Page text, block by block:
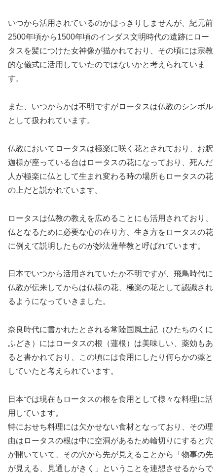
いつから活用されているのかはっきりしませんが、紀元前
2500年頃から1500年頃のインダス文明時代の遺跡にロー
タスを髪につけた女神像が描かれており、その頃には宗教
的な儀式に活用していたのではないかと考えられていま
す。
また、いつからかは不明ですがロータスは仏教のシンボル
として扱われています。
仏教においてロータスは極楽に咲く花とされており、お釈
迦様が座っている台はロータスの花になっており、死んだ
人が極楽に仏として生まれ変わる時の場所もロータスの花
の上だと説かれています。
ロータスは仏教の教えを広めることにも活用されており、
仏となるために必要な心の在り方、生き方をロータスの花
に例えて説明したものが妙法蓮華教と呼ばれています。
日本でいつから活用されていたか不明ですが、飛鳥時代に
仏教が伝来してからは仏様の花、極楽の花として認識され
るようになっていきました。
奈良時代に書かれたとされる常陸国風土記（ひたちのくに
ふどき）にはロータスの根（蓮根）は美味しい、薬効もあ
ると書かれており、この頃には食用にしたり何らかの薬と
していたと考えられています。
日本では現在もロータスの根を食用として様々な料理に活
用しています。
特におせち料理には欠かせない食材となっており、その理
由はロータスの根は中に空洞があるため輪切りにすると穴
が開いていて、その穴から先が見えることから「物事の先
が見える、見通しがきく」ということを連想させるからで